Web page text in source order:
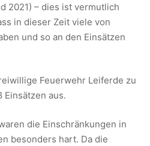
2021) – dies ist vermutlich
in dieser Zeit viele von
und so an den Einsätzen
Feuerwehr Leiferde zu
Einsätzen aus.
die Einschränkungen in
besonders hart. Da die